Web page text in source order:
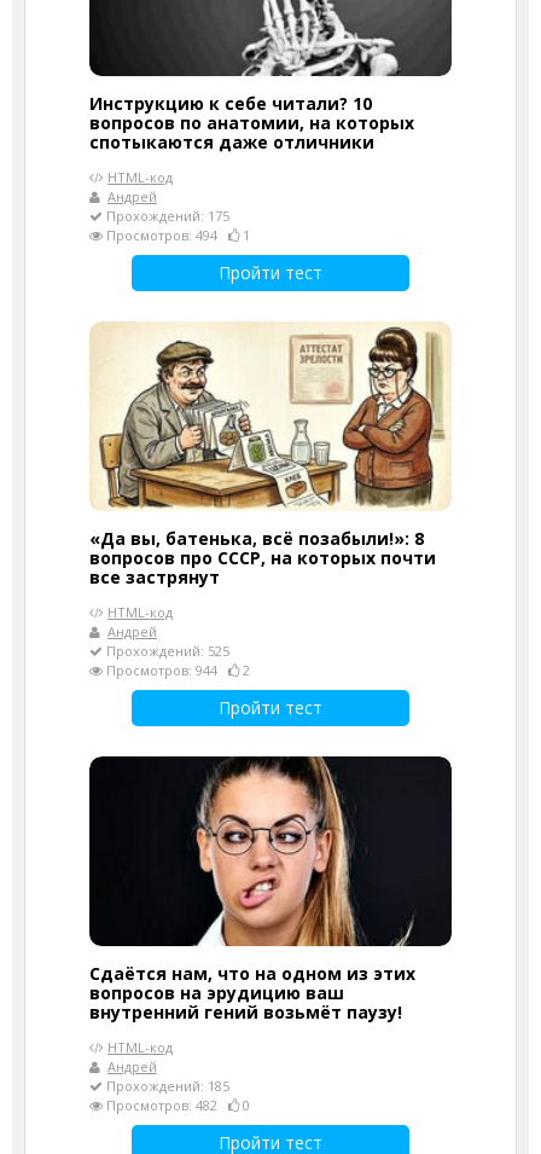
Инструкцию к себе читали? 10
вопросов по анатомии, на которых
спотыкаются даже отличники
HTML-код
Андрей
Прохождений: 175
Просмотров: 494
1
Пройти тест
«Да вы, батенька, всё позабыли!»: 8
вопросов про СССР, на которых почти
все застрянут
HTML-код
Андрей
Прохождений: 525
Просмотров: 944
2
Пройти тест
Сдаётся нам, что на одном из этих
вопросов на эрудицию ваш
внутренний гений возьмёт паузу!
HTML-код
Андрей
Прохождений: 185
Просмотров: 482
0
Пройти тест